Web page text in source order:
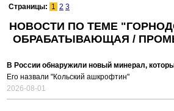
Страницы: 1 2 3
НОВОСТИ ПО ТЕМЕ
ОБРАБАТЫВАЮЩАЯ /
В России обнаружили новый минерал,
Его назвали "Кольский ашкрофтин"
2026-08-01